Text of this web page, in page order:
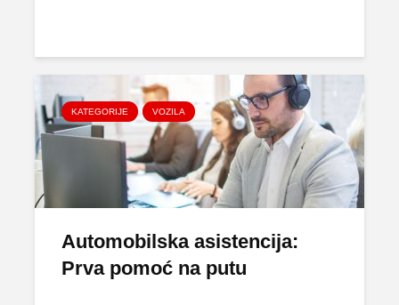
KATEGORIJE VOZILA
Automobilska asistencija:
Prva pomoć na putu